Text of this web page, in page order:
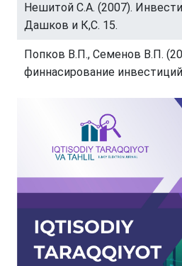
Нешитой C.А. (2007).
Дашков и К,С. 15.
Попков В.П., Семенов В.П.
финнасирование